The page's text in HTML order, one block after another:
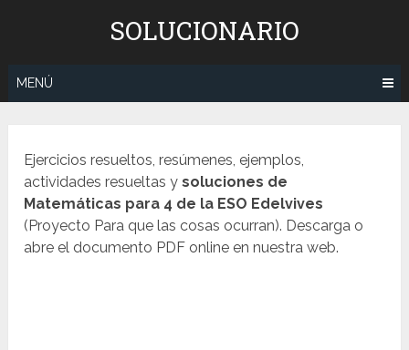
SOLUCIONARIO
MENÚ
Ejercicios resueltos, resúmenes, ejemplos,
actividades resueltas ysoluciones de
Matemáticas para 4 de la ESO Edelvives
(Proyecto Para que las cosas ocurran). Descarga o
abre el documento PDF online en nuestra web.